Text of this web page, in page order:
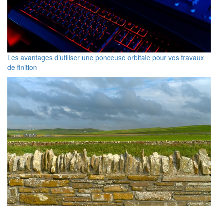
Les avantages d’utiliser une ponceuse orbitale pour vos travaux
de finition